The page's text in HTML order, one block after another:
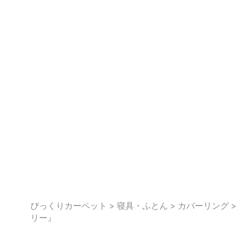
びっくりカーペット > 寝具・ふとん > カバーリング >
リー』